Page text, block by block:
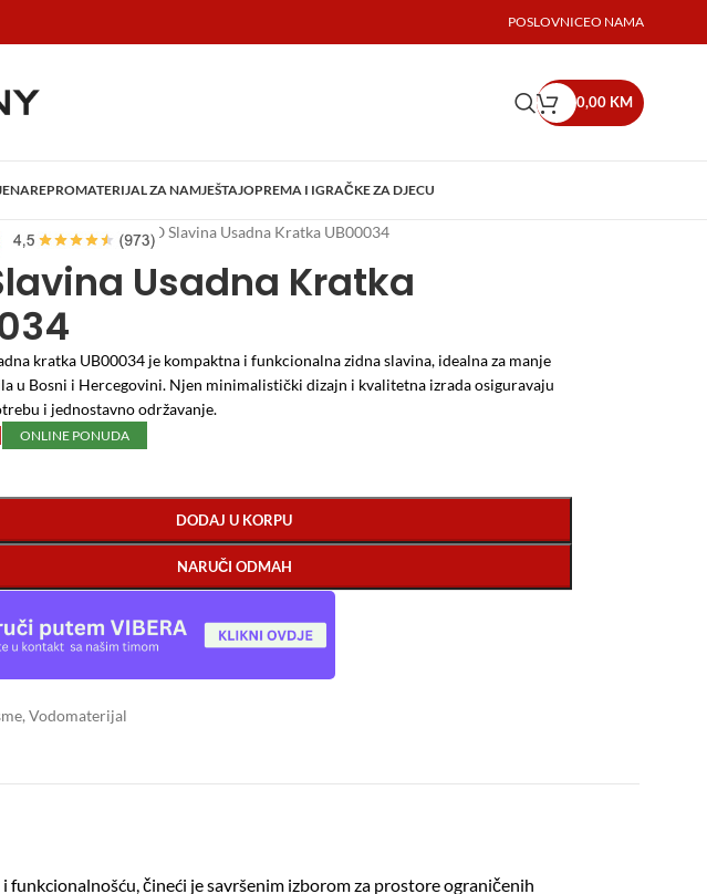
POSLOVNICEO NAMA
0,00 KM
REPROMATERIJAL ZA NAMJEŠTAJOPREMA I IGRAČKE ZA DJECU
/Česme/USO Slavina Usadna Kratka UB00034
Usadna Kratka
kratka UB00034 je kompaktna i funkcionalna zidna slavina, idealna za manje
u Bosni i Hercegovini. Njen minimalistički dizajn i kvalitetna izrada osiguravaju
i jednostavno održavanje.
ONLINE PONUDA
DODAJ U KORPU
NARUČI ODMAH
, Vodomaterijal
čineći je savršenim izborom za prostore ograničenih